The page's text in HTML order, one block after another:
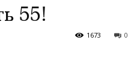
55!
0
1673